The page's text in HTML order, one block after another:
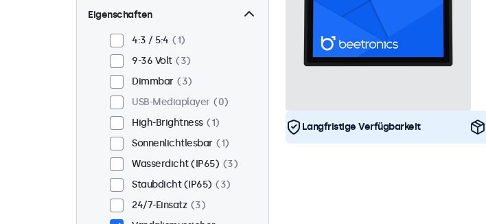
Wand
Panel-Mount
Einbau
3
Rack-Montage (19 Zoll)
VESA 75 x 75
VESA 100 x 100
2
Eigenschaften
4:3 / 5:4
1
9-36 Volt
3
Dimmbar
3
USB-Mediaplayer
0
High-Brightness
1
Sonnenlichtlesbar
1
Wasserdicht (IP65)
3
Staubdicht (IP65)
3
24/7-Einsatz
3
Langfristige Verfügbarkeit